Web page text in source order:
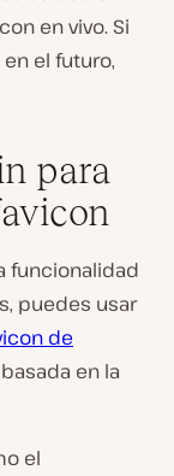
en vivo. Si
el futuro,
para
funcionalidad
puedes usar
de
en la
el